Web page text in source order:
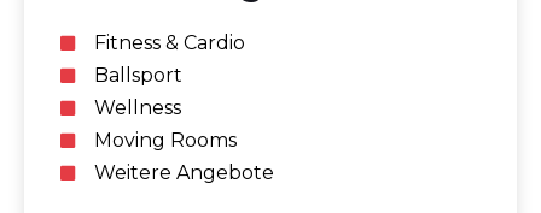
Fitness & Cardio
Ballsport
Wellness
Moving Rooms
Weitere Angebote